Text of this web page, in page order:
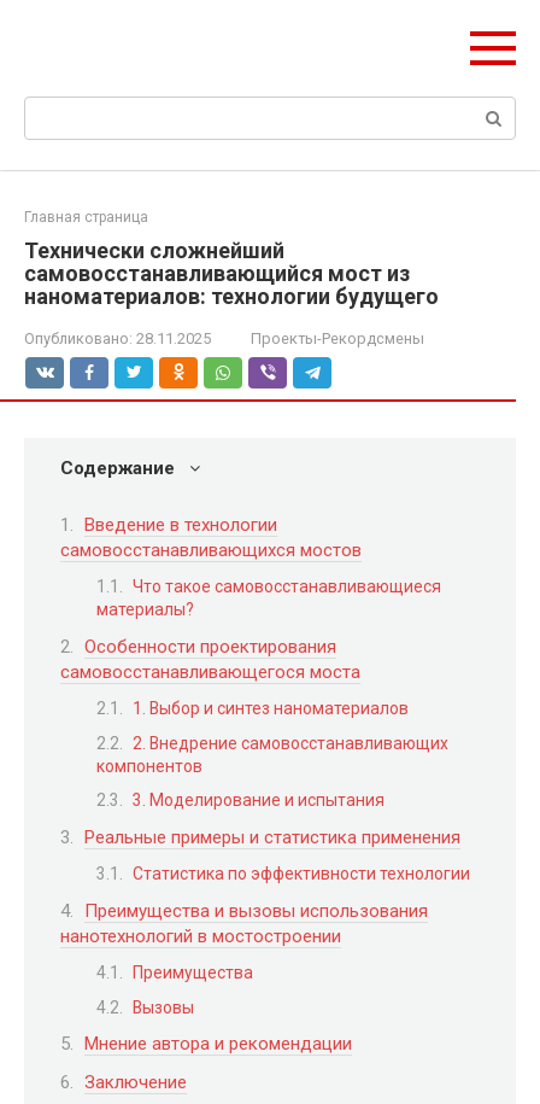
Поиск:
Главная страница
Технически сложнейший
самовосстанавливающийся мост из
наноматериалов: технологии будущего
Опубликовано: 28.11.2025 Проекты-Рекордсмены
Содержание
Введение в технологии
самовосстанавливающихся мостов
Что такое самовосстанавливающиеся
материалы?
Особенности проектирования
самовосстанавливающегося моста
1. Выбор и синтез наноматериалов
2. Внедрение самовосстанавливающих
компонентов
3. Моделирование и испытания
Реальные примеры и статистика применения
Статистика по эффективности технологии
Преимущества и вызовы использования
нанотехнологий в мостостроении
Преимущества
Вызовы
Мнение автора и рекомендации
Заключение